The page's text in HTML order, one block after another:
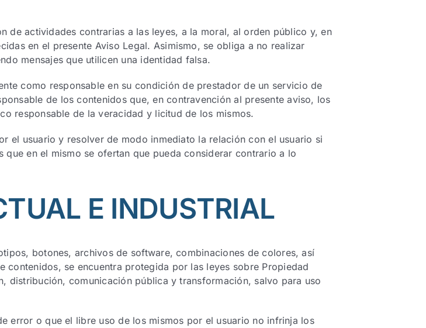
de actividades contrarias a las leyes, a la moral, al orden público y, en
en el presente Aviso Legal. Asimismo, se obliga a no realizar
mensajes que utilicen una identidad falsa.
como responsable en su condición de prestador de un servicio de
de los contenidos que, en contravención al presente aviso, los
responsable de la veracidad y licitud de los mismos.
el usuario y resolver de modo inmediato la relación con el usuario si
en el mismo se ofertan que pueda considerar contrario a lo
E INDUSTRIAL
botones, archivos de software, combinaciones de colores, así
se encuentra protegida por las leyes sobre Propiedad
distribución, comunicación pública y transformación, salvo para uso
error o que el libre uso de los mismos por el usuario no infrinja los